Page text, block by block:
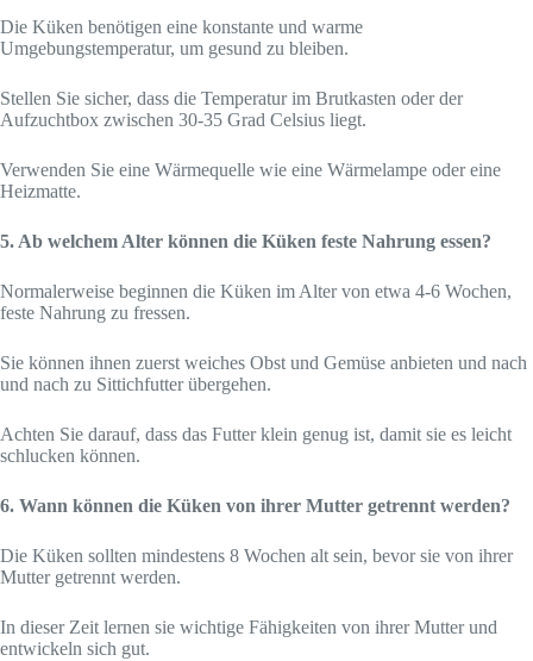
Die Küken benötigen eine konstante und warme
Umgebungstemperatur, um gesund zu bleiben.
Stellen Sie sicher, dass die Temperatur im Brutkasten oder der
Aufzuchtbox zwischen 30-35 Grad Celsius liegt.
Verwenden Sie eine Wärmequelle wie eine Wärmelampe oder eine
Heizmatte.
5. Ab welchem Alter können die Küken feste Nahrung essen?
Normalerweise beginnen die Küken im Alter von etwa 4-6 Wochen,
feste Nahrung zu fressen.
Sie können ihnen zuerst weiches Obst und Gemüse anbieten und nach
und nach zu Sittichfutter übergehen.
Achten Sie darauf, dass das Futter klein genug ist, damit sie es leicht
schlucken können.
6. Wann können die Küken von ihrer Mutter getrennt werden?
Die Küken sollten mindestens 8 Wochen alt sein, bevor sie von ihrer
Mutter getrennt werden.
In dieser Zeit lernen sie wichtige Fähigkeiten von ihrer Mutter und
entwickeln sich gut.